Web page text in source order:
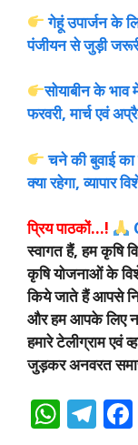
गेहूं उपार्जन के
पंजीयन से जुड़ी
सोयाबीन के भाव
फरवरी, मार्च एवं
चने की बुवाई
क्या रहेगा, व्यापार
प्रिय पाठकों…!
स्वागत हैं, हम कृषि
कृषि योजनाओं के
किये जाते हैं आपसे
और हम आपके लिए
हमारे टेलीग्राम एवं
जुड़कर अनवरत
W T